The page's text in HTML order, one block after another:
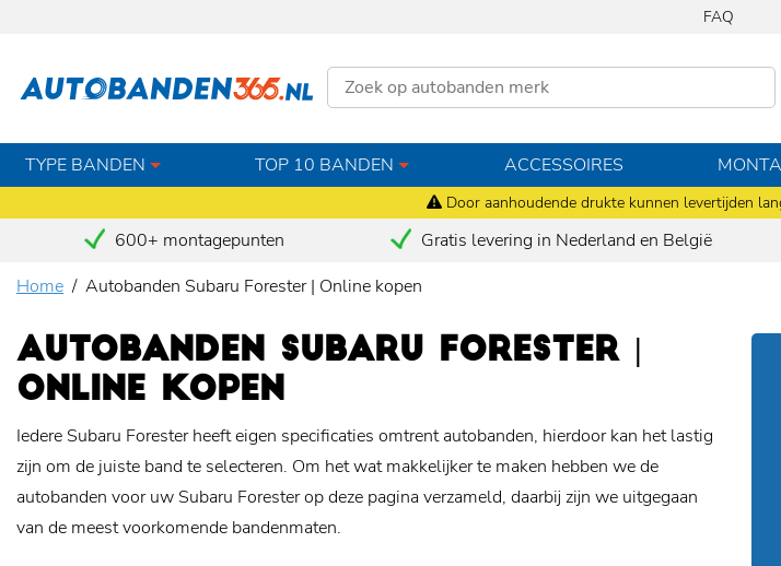
Door aanhoudende drukte kunnen levertijden
FAQ
TYPE BANDEN TOP 10 BANDEN ACCESSOIRES
600+ montagepunten Gratis levering in Nederland en België
Home
Autobanden Subaru Forester | Online kopen
AUTOBANDEN SUBARU FORESTER |
ONLINE KOPEN
Iedere Subaru Forester heeft eigen specificaties omtrent autobanden, hierdoor kan het lastig
zijn om de juiste band te selecteren. Om het wat makkelijker te maken hebben we de
autobanden voor uw Subaru Forester op deze pagina verzameld, daarbij zijn we uitgegaan
van de meest voorkomende bandenmaten.